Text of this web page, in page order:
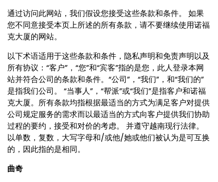
通过访问此网站，我们假设您接受这些条款和条件。 如果
您不同意接受本页上所述的所有条款，请不要继续使用诺福
克大厦的网站。
以下术语适用于这些条款和条件，隐私声明和免责声明以及
所有协议：“客户”，“您”和“宾客”指的是您，此人登录本网
站并符合公司的条款和条件。“公司”，“我们”，和“我们的”
是指我们公司。 “当事人”，“帮派”或“我们”是指客户和诺福
克大厦。所有条款均指根据最适当的方式为满足客户对提供
公司规定服务的需求而以最适当的方式向客户提供我们协助
过程的要约，接受和对价的考虑。 并遵守越南现行法律。
以单数，复数，大写字母和/或他/她或他们被认为是可互换
的，因此指的是相同。
曲奇